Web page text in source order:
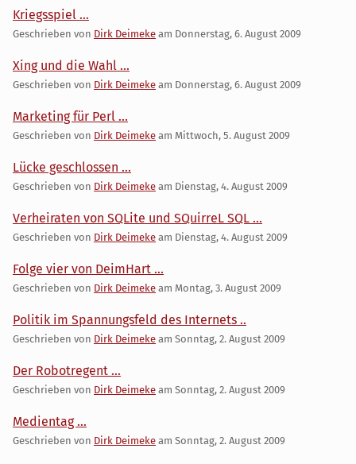
Kriegsspiel ...
Geschrieben von Dirk Deimeke am Donnerstag, 6. August 2009
Xing und die Wahl ...
Geschrieben von Dirk Deimeke am Donnerstag, 6. August 2009
Marketing für Perl ...
Geschrieben von Dirk Deimeke am Mittwoch, 5. August 2009
Lücke geschlossen ...
Geschrieben von Dirk Deimeke am Dienstag, 4. August 2009
Verheiraten von SQLite und SQuirreL SQL ...
Geschrieben von Dirk Deimeke am Dienstag, 4. August 2009
Folge vier von DeimHart ...
Geschrieben von Dirk Deimeke am Montag, 3. August 2009
Politik im Spannungsfeld des Internets ..
Geschrieben von Dirk Deimeke am Sonntag, 2. August 2009
Der Robotregent ...
Geschrieben von Dirk Deimeke am Sonntag, 2. August 2009
Medientag ...
Geschrieben von Dirk Deimeke am Sonntag, 2. August 2009